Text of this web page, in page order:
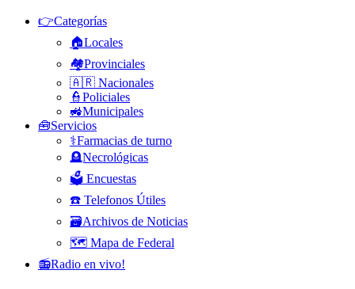
👉Categorías
🏠Locales
🏘️Provinciales
🇦🇷 Nacionales
👮Policiales
🚜Municipales
🧰Servicios
⚕️Farmacias de turno
🪦Necrológicas
🗳️ Encuestas
☎️ Telefonos Útiles
🗃️Archivos de Noticias
🗺️ Mapa de Federal
📻Radio en vivo!